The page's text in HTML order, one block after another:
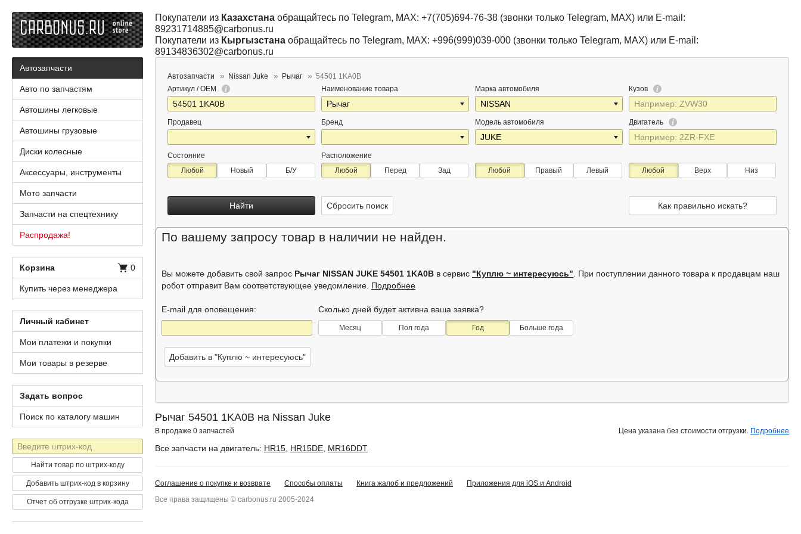
Покупатели из Казахстана обращайтесь по Telegram, MAX: +7(705)694-76-38 (звонки только Telegram, MAX) или E-mail:
89231714885@carbonus.ru
Покупатели из Кыргызстана обращайтесь по Telegram, MAX: +996(999)039-000 (звонки только Telegram, MAX) или E-mail:
89134836302@carbonus.ru
Автозапчасти Nissan Juke Рычаг
54501 1KA0B
Артикул / OEM
Продавец
Наименование товара
Бренд
Марка автомобиля
Модель автомобиля
Кузов
Двигатель
Состояние
Любой
Новый Б/У
Расположение
Любой
Перед Зад Любой Правый Левый Любой Верх Низ
Найти Сбросить поиск Как правильно искать?
По вашему запросу товар в наличии не найден.
Вы можете добавить свой запрос Рычаг NISSAN JUKE 54501 1KA0B в сервис "Куплю ~ интересуюсь" . При поступлении данного товара к продавцам наш
робот отправит Вам соответствующее уведомление. Подробнее
E-mail для оповещения: Сколько дней будет активна ваша заявка?
Месяц Пол года Год Больше года
Добавить в "Куплю ~ интересуюсь"
Рычаг 54501 1KA0B на Nissan Juke
В продаже 0 запчастей Цена указана без стоимости отгрузки. Подробнее
Все запчасти на двигатель: HR15 HR15DE MR16DDT
Автозапчасти
Авто по запчастям
Автошины легковые
Автошины грузовые
Диски колесные
Аксессуары, инструменты
Мото запчасти
Запчасти на спецтехнику
Распродажа!
Корзина 0
Купить через менеджера
Личный кабинет
Мои платежи и покупки
Мои товары в резерве
Задать вопрос
Поиск по каталогу машин
Штрих-
код
Найти товар по штрих-коду
Добавить штрих-код в корзину
Отчет об отгрузке штрих-кода
Соглашение о покупке и возврате Способы оплаты Книга жалоб и предложений
Приложения для iOS и Android
Все права защищены © carbonus.ru 2005-2024